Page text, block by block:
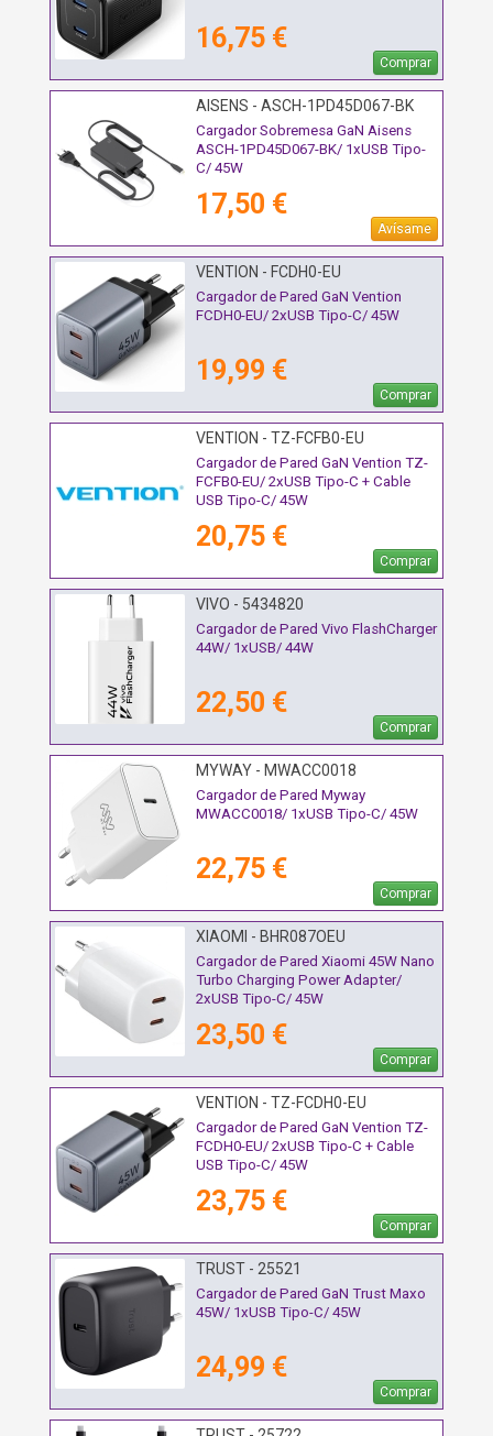
16,75 €
Comprar
AISENS - ASCH-1PD45D067-BK
Cargador Sobremesa GaN Aisens
ASCH-1PD45D067-BK/ 1xUSB Tipo-
C/ 45W
17,50 €
Avísame
VENTION - FCDH0-EU
Cargador de Pared GaN Vention
FCDH0-EU/ 2xUSB Tipo-C/ 45W
19,99 €
Comprar
VENTION - TZ-FCFB0-EU
Cargador de Pared GaN Vention TZ-
FCFB0-EU/ 2xUSB Tipo-C + Cable
USB Tipo-C/ 45W
20,75 €
Comprar
VIVO - 5434820
Cargador de Pared Vivo FlashCharger
44W/ 1xUSB/ 44W
22,50 €
Comprar
MYWAY - MWACC0018
Cargador de Pared Myway
MWACC0018/ 1xUSB Tipo-C/ 45W
22,75 €
Comprar
XIAOMI - BHR087OEU
Cargador de Pared Xiaomi 45W Nano
Turbo Charging Power Adapter/
2xUSB Tipo-C/ 45W
23,50 €
Comprar
VENTION - TZ-FCDH0-EU
Cargador de Pared GaN Vention TZ-
FCDH0-EU/ 2xUSB Tipo-C + Cable
USB Tipo-C/ 45W
23,75 €
Comprar
TRUST - 25521
Cargador de Pared GaN Trust Maxo
45W/ 1xUSB Tipo-C/ 45W
24,99 €
Comprar